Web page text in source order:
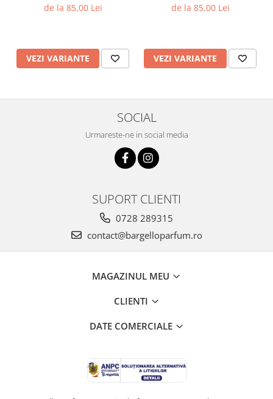
de la 85,00 Lei
VEZI VARIANTE
de la 85,00 Lei
VEZI VARIANTE
SOCIAL
Urmareste-ne in social media
SUPORT CLIENTI
0728 289315
contact@bargelloparfum.ro
MAGAZINUL MEU
CLIENTI
DATE COMERCIALE